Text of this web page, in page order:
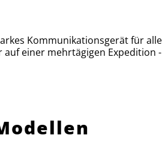
Kommunikationsgerät für
einer mehrtägigen